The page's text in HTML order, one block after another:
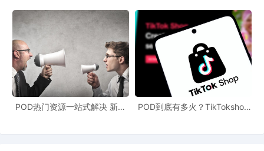
新风潮！
POD热门资源一站式解决 新手
POD到底有多火？TikTokshop